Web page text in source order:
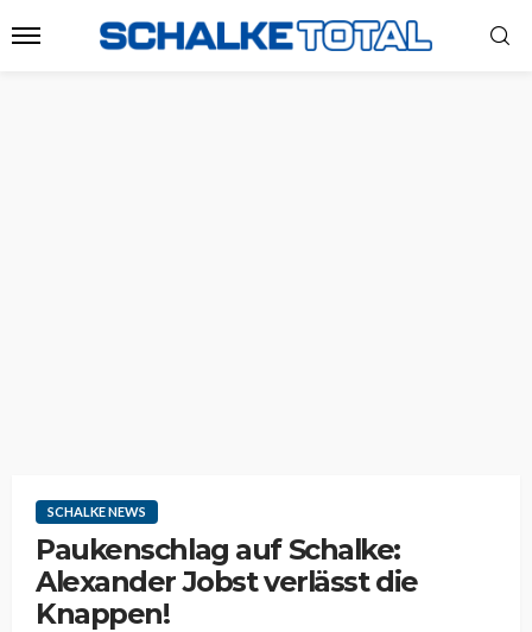
SCHALKE NEWS
Paukenschlag auf Schalke:
Alexander Jobst verlässt die
Knappen!